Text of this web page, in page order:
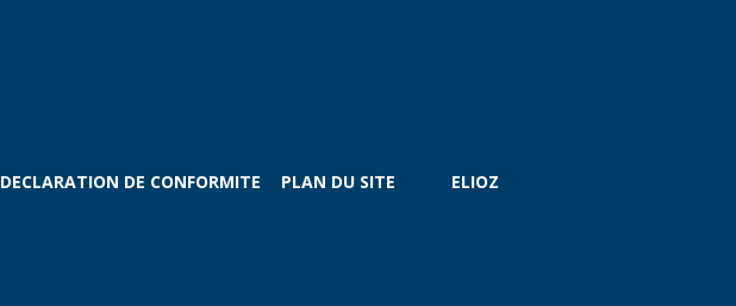
DECLARATION DE CONFORMITE PLAN DU SITE ELIOZ